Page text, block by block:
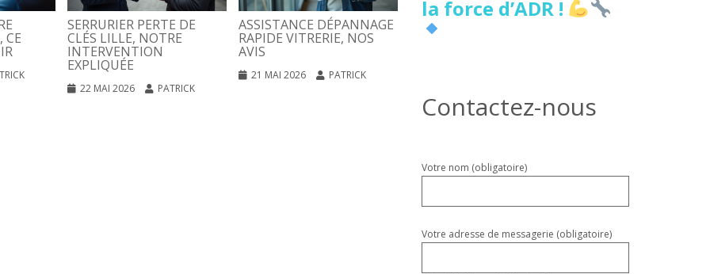
CE
SERRURIER PERTE DE
CLÉS LILLE, NOTRE
INTERVENTION
EXPLIQUÉE
22 MAI 2026 PATRICK
ASSISTANCE DÉPANNAGE
RAPIDE VITRERIE, NOS
AVIS
21 MAI 2026 PATRICK
5 SIGNES DE FUITE D’EAU
CACHÉE À LILLE À NE PAS
la force d’ADR !
Contactez-nous
Veuillez
vide.
Votre nom (obligatoire)
Votre adresse de messagerie (obligatoire)